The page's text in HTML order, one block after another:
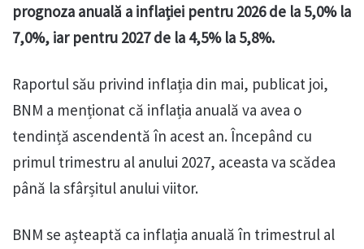
prognoza anuală a inflației pentru 2026 de la 5,0% la
7,0%, iar pentru 2027 de la 4,5% la 5,8%.
Raportul său privind inflația din mai, publicat joi,
BNM a menționat că inflația anuală va avea o
tendință ascendentă în acest an. Începând cu
primul trimestru al anului 2027, aceasta va scădea
până la sfârșitul anului viitor.
BNM se așteaptă ca inflația anuală în trimestrul al